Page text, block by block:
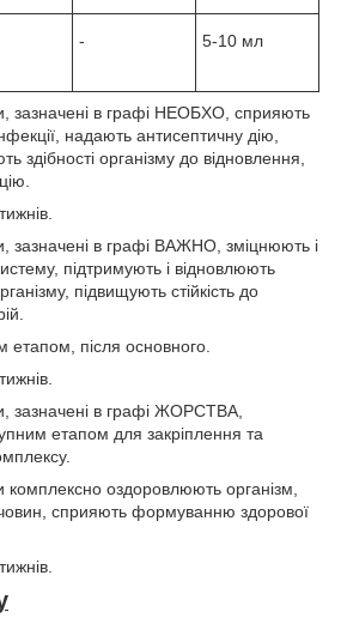
- 5-10 мл
зазначені в графі НЕОБХО, сприяють
надають антисептичну дію,
здібності організму до відновлення,
зазначені в графі ВАЖНО, зміцнюють і
підтримують і відновлюють
підвищують стійкість до
етапом, після основного.
зазначені в графі ЖОРСТВА,
етапом для закріплення та
комплексно оздоровлюють організм,
сприяють формуванню здорової